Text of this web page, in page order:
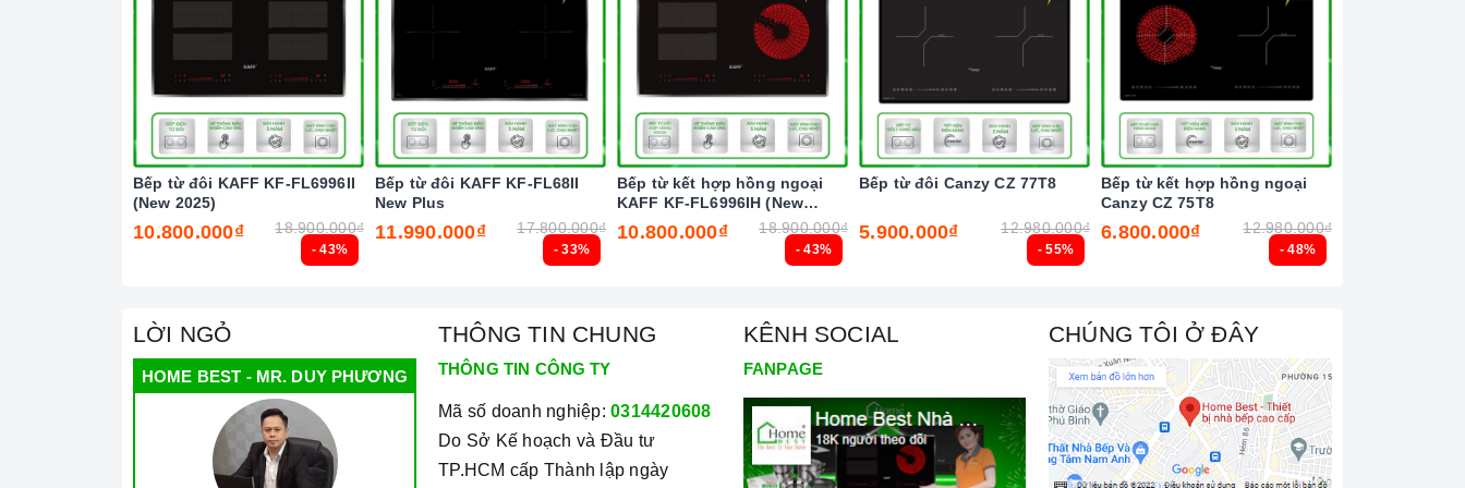
bíp và tự động tắt để đảm bảo an toàn cho người dùng và giữ cho bếp sạch sẽ hơn.
bếp từsẽ tự động ngắt và
cảnh báo cho người dùng mã lỗi E1 trên bảng điều khiển.
Chức năng Tạm dừng:Giúp bạn có thể tạm dừng cài đặt chương trình, nghĩa là các vùng nấu có thể bị
tạm dừng và sau đó khi nhấn lại, nó sẽ tiếp tục quá trình nấu.
- 43%
Bếp từ đôi KAFF KF-FL6996II
(New 2025)
10.800.000₫ 18.900.000₫
- 33%
Bếp từ đôi KAFF KF-FL68II
New Plus
11.990.000₫ 17.800.000₫
- 43%
Bếp từ kết hợp hồng ngoại
KAFF KF-FL6996IH (New
2025)
10.800.000₫ 18.900.000₫
- 55%
Bếp từ đôi Canzy CZ 77T8
5.900.000₫ 12.980.000₫
- 48%
Bếp từ kết hợp hồng ngoại
Canzy CZ 75T8
6.800.000₫ 12.980.000₫
LỜI NGỎ
HOME BEST - MR. DUY PHƯƠNG
THÔNG TIN CHUNG
THÔNG TIN CÔNG TY
Mã số doanh nghiệp: 0314420608
Do Sở Kế hoạch và Đầu tư
TP.HCM cấp Thành lập ngày
KÊNH SOCIAL
FANPAGE
CHÚNG TÔI Ở ĐÂY